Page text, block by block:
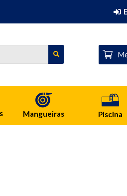
Mangueiras Piscina